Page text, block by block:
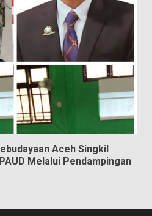
Aceh Singkil
Melalui Pendampingan